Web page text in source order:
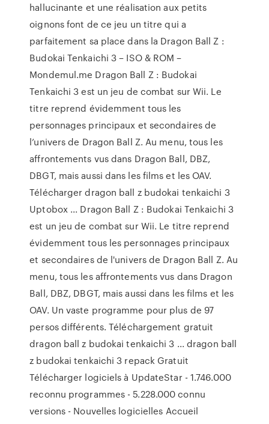
hallucinante et une réalisation aux petits
oignons font de ce jeu un titre qui a
parfaitement sa place dans la Dragon Ball Z :
Budokai Tenkaichi 3 – ISO & ROM –
Mondemul.me Dragon Ball Z : Budokai
Tenkaichi 3 est un jeu de combat sur Wii. Le
titre reprend évidemment tous les
personnages principaux et secondaires de
l’univers de Dragon Ball Z. Au menu, tous les
affrontements vus dans Dragon Ball, DBZ,
DBGT, mais aussi dans les films et les OAV.
Télécharger dragon ball z budokai tenkaichi 3
Uptobox ... Dragon Ball Z : Budokai Tenkaichi 3
est un jeu de combat sur Wii. Le titre reprend
évidemment tous les personnages principaux
et secondaires de l'univers de Dragon Ball Z. Au
menu, tous les affrontements vus dans Dragon
Ball, DBZ, DBGT, mais aussi dans les films et les
OAV. Un vaste programme pour plus de 97
persos différents. Téléchargement gratuit
dragon ball z budokai tenkaichi 3 ... dragon ball
z budokai tenkaichi 3 repack Gratuit
Télécharger logiciels à UpdateStar - 1.746.000
reconnu programmes - 5.228.000 connu
versions - Nouvelles logicielles Accueil